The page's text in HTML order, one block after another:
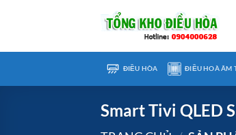
ĐIỀU HÒA ĐIỀU HOÀ ÂM
Smart Tivi QLED